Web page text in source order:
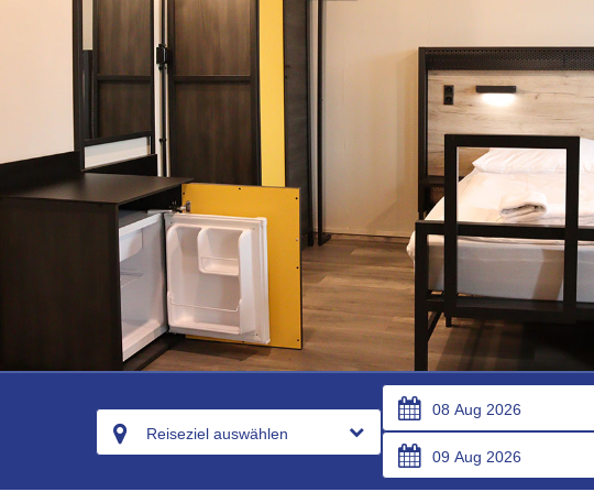
Reiseziel auswählen